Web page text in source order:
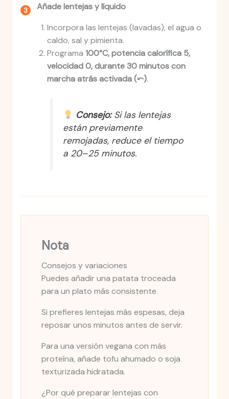
Añade lentejas y líquido
Incorpora las lentejas (lavadas), el agua o
caldo, sal y pimienta.
Programa 100°C, potencia calorífica 5,
velocidad 0, durante 30 minutos con
marcha atrás activada (⤺).
Consejo:Si las lentejas
están previamente
remojadas, reduce el tiempo
a 20–25 minutos.
Nota
Consejos y variaciones
Puedes añadir una patata troceada
para un plato más consistente.
Si prefieres lentejas más espesas, deja
reposar unos minutos antes de servir.
Para una versión vegana con más
proteína, añade tofu ahumado o soja
texturizada hidratada.
¿Por qué preparar lentejas con